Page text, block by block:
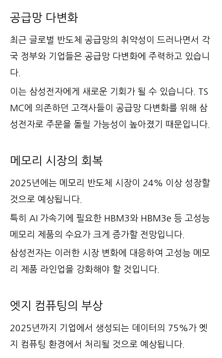
공급망 다변화
최근 글로벌 반도체 공급망의 취약성이 드러나면서 각
국 정부와 기업들은 공급망 다변화에 주력하고 있습니
다.
이는 삼성전자에게 새로운 기회가 될 수 있습니다. TS
MC에 의존하던 고객사들이 공급망 다변화를 위해 삼
성전자로 주문을 돌릴 가능성이 높아졌기 때문입니다.
메모리 시장의 회복
2025년에는 메모리 반도체 시장이 24% 이상 성장할
것으로 예상됩니다.
특히 AI 가속기에 필요한 HBM3와 HBM3e 등 고성능
메모리 제품의 수요가 크게 증가할 전망입니다.
삼성전자는 이러한 시장 변화에 대응하여 고성능 메모
리 제품 라인업을 강화해야 할 것입니다.
엣지 컴퓨팅의 부상
2025년까지 기업에서 생성되는 데이터의 75%가 엣
지 컴퓨팅 환경에서 처리될 것으로 예상됩니다.